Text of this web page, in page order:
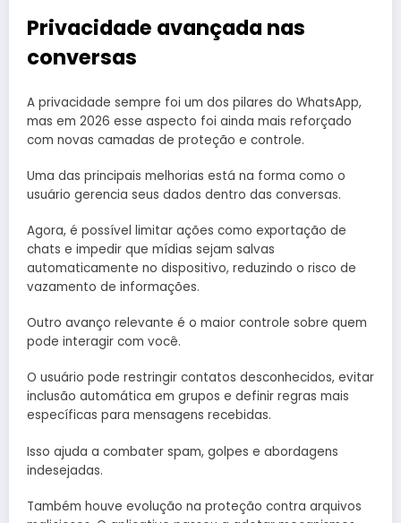
Privacidade avançada nas
conversas
A privacidade sempre foi um dos pilares do WhatsApp,
mas em 2026 esse aspecto foi ainda mais reforçado
com novas camadas de proteção e controle.
Uma das principais melhorias está na forma como o
usuário gerencia seus dados dentro das conversas.
Agora, é possível limitar ações como exportação de
chats e impedir que mídias sejam salvas
automaticamente no dispositivo, reduzindo o risco de
vazamento de informações.
Outro avanço relevante é o maior controle sobre quem
pode interagir com você.
O usuário pode restringir contatos desconhecidos, evitar
inclusão automática em grupos e definir regras mais
específicas para mensagens recebidas.
Isso ajuda a combater spam, golpes e abordagens
indesejadas.
Também houve evolução na proteção contra arquivos